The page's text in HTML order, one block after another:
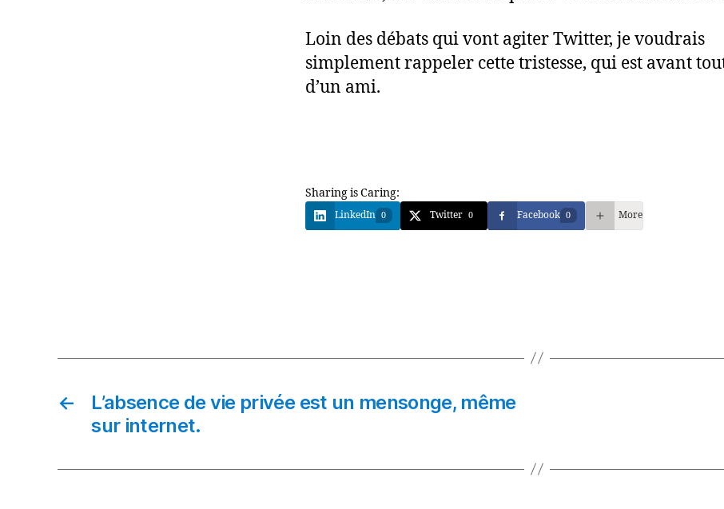
Loin des débats qui vont agiter Twitter, je voudrais
simplement rappeler cette tristesse, qui est avant
d’un ami.
Sharing is Caring:
LinkedIn 0 Twitter 0 Facebook 0 More
←
L’absence de vie privée est un mensonge, même
sur internet.